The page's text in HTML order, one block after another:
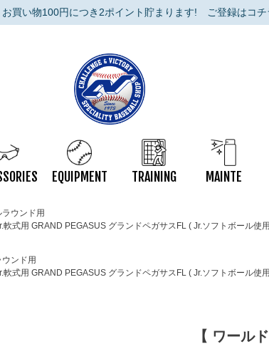
買い物100円につき2ポイント貯まります! ご登録はコ
EQUIPMENT TRAINING MAINTE
ラウンド用
式用 GRAND PEGASUS グランドペガサスFL ( Jr.ソフトボール使
ンド用
式用 GRAND PEGASUS グランドペガサスFL ( Jr.ソフトボール使
【 ワール